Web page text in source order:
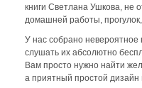
книги Светлана Ушкова, не
домашней работы,
У нас собрано невероятное
слушать их абсолютно
Вам просто нужно найти
а приятный простой